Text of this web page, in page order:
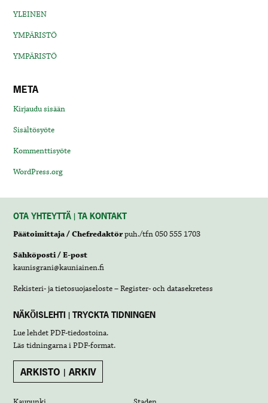
YLEINEN
YMPÄRISTÖ
YMPÄRISTÖ
META
Kirjaudu sisään
Sisältösyöte
Kommenttisyöte
WordPress.org
OTA YHTEYTTÄ | TA KONTAKT
Päätoimittaja / Chefredaktörpuh./tfn 050 555 1703
Sähköposti / E-post
kaunisgrani@kauniainen.fi
Rekisteri- ja tietosuojaseloste – Register- och datasekretess
NÄKÖISLEHTI | TRYCKTA TIDNINGEN
Lue lehdetPDF-tiedostoina.
Läs tidningarna iPDF-format.
ARKISTO | ARKIV